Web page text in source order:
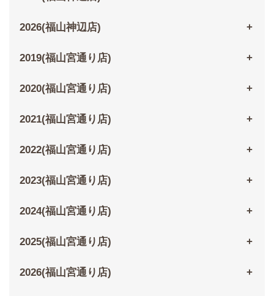
2026(福山神辺店)
2019(福山宮通り店)
2020(福山宮通り店)
2021(福山宮通り店)
2022(福山宮通り店)
2023(福山宮通り店)
2024(福山宮通り店)
2025(福山宮通り店)
2026(福山宮通り店)